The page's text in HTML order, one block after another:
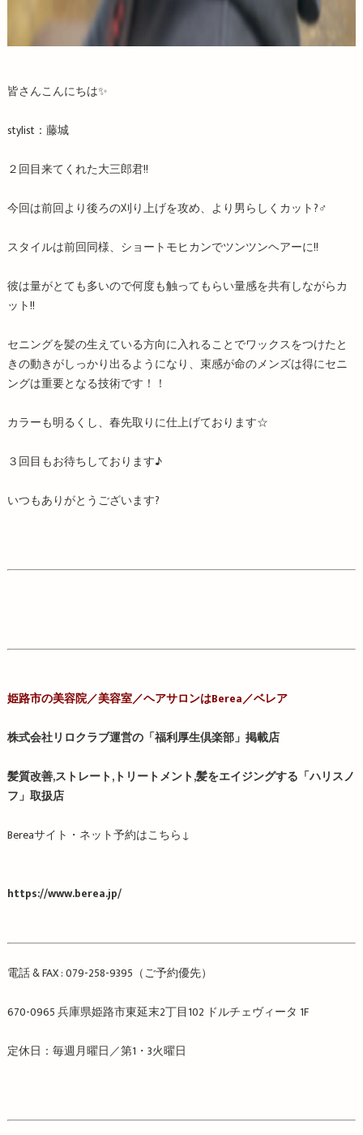
皆さんこんにちは✨
stylist：藤城
２回目来てくれた大三郎君!!
今回は前回より後ろの刈り上げを攻め、より男らしくカット?‍♂️
スタイルは前回同様、ショートモヒカンでツンツンヘアーに!!
彼は量がとても多いので何度も触ってもらい量感を共有しながらカ
ット!!
セニングを髪の生えている方向に入れることでワックスをつけたと
きの動きがしっかり出るようになり、束感が命のメンズは得にセニ
ングは重要となる技術です！！
カラーも明るくし、春先取りに仕上げております☆
３回目もお待ちしております♪
いつもありがとうございます?
姫路市の美容院／美容室／ヘアサロンはBerea／ベレア
株式会社リロクラブ運営の「福利厚生倶楽部」掲載店
髪質改善,ストレート,トリートメント,髪をエイジングする「ハリスノ
フ」取扱店
Bereaサイト・ネット予約はこちら↓
https://www.berea.jp/
電話& FAX : 079-258-9395 （ご予約優先）
670-0965兵庫県姫路市東延末2丁目102 ドルチェヴィータ 1F
定休日：毎週月曜日／第1 ・ 3火曜日